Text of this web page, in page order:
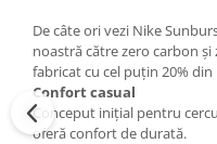
De câte ori vezi Nike
noastră către zero carbon
fabricat cu cel puțin 20%
Confort casual
Conceput inițial pentru
oferă confort de durată.